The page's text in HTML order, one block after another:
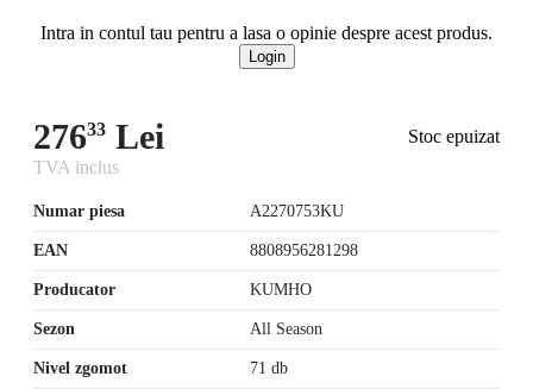
Intra in contul tau pentru a lasa o opinie despre acest produs.
Login
27633 Lei
Stoc epuizat
TVA inclus
Numar piesa A2270753KU
EAN 8808956281298
Producator KUMHO
Sezon All Season
Nivel zgomot 71 db